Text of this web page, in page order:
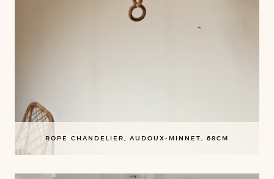
ROPE CHANDELIER, AUDOUX-MINNET, 68CM